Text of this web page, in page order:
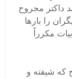
داکتر مجروح
را بارها
مکرراً
که شیفته و